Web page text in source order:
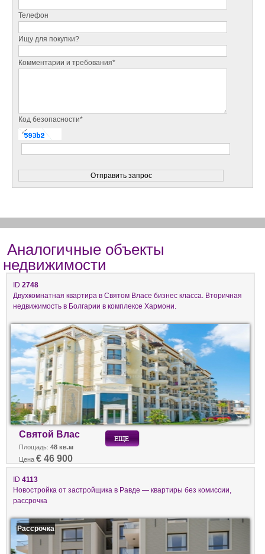
Телефон
Ищу для покупки?
Комментарии и требования*
Код безопасности*
Аналогичные объекты
недвижимости
ID 2748
Двухкомнатная квартира в Святом Власе бизнес класса. Вторичная
недвижимость в Болгарии в комплексе Хармони.
Святой Влас
Площадь: 48 кв.м
Цена € 46 900
ID 4113
Новостройка от застройщика в Равде — квартиры без комиссии,
рассрочка
Рассрочка